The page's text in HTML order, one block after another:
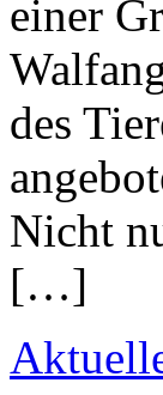
einer
des
Nicht
[…]